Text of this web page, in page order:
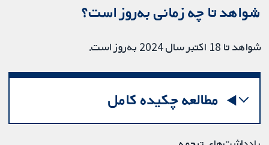
شواهد تا چه زمانی به‌روز است؟
شواهد تا 18 اکتبر سال 2024 به‌روز است.
مطالعه چکیده کامل